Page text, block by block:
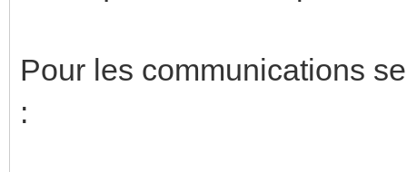
Pour les communications
: